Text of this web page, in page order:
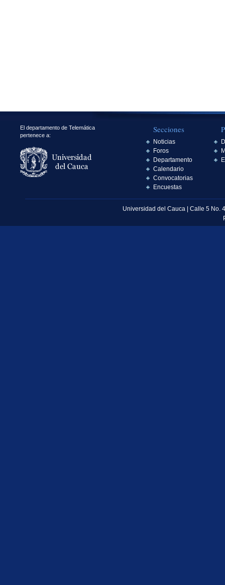
El departamento de Telemática
pertenece a:
Secciones
Noticias
Foros
Departamento
Calendario
Convocatorias
Encuestas
Universidad del Cauca | Calle 5 No.